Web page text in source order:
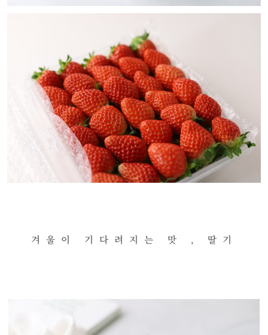
겨울이 기다려지는 맛 , 딸기